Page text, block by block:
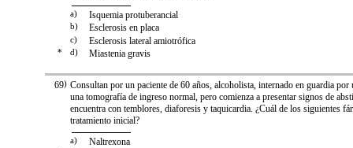
a) Isquemia protuberancial
b) Esclerosis en placa
c) Esclerosis lateral amiotrófica
* d) Miastenia gravis
)
69 Consultan por un paciente de 60 años, alcoholista, internado en guardia por
una tomografía de ingreso normal, pero comienza a presentar signos de
encuentra con temblores, diaforesis y taquicardia. ¿Cuál de los siguientes
tratamiento inicial?
a) Naltrexona